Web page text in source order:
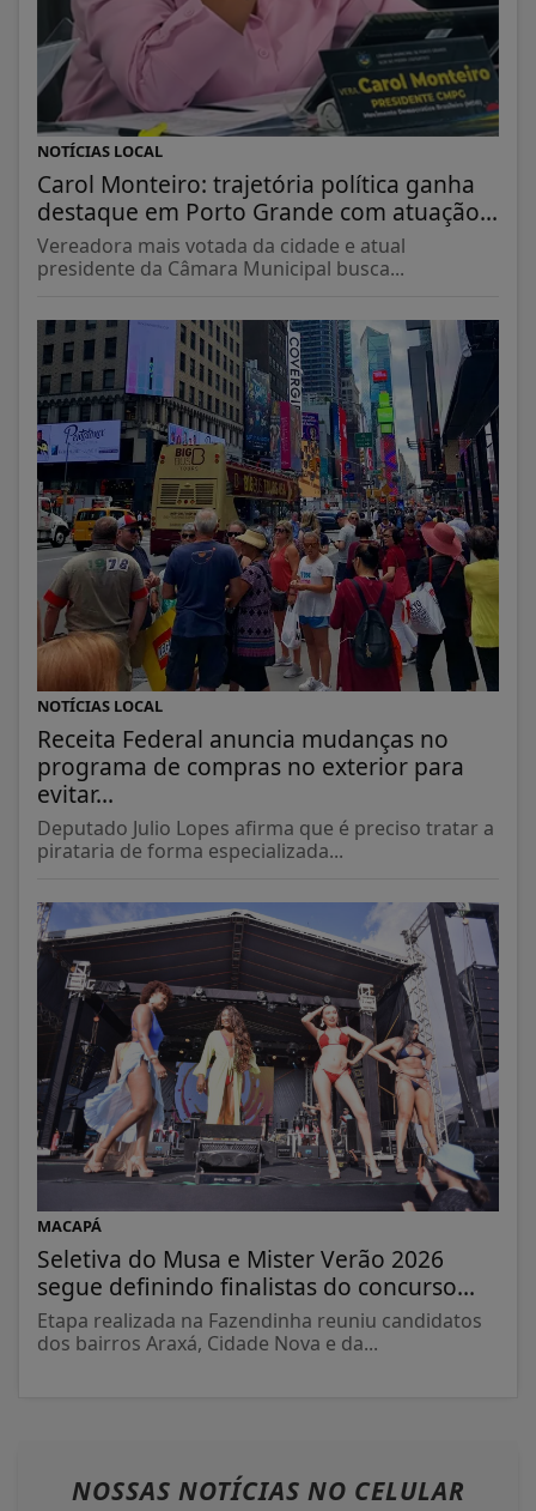
NOTÍCIAS LOCAL
Carol Monteiro: trajetória política ganha
destaque em Porto Grande com atuação...
Vereadora mais votada da cidade e atual
presidente da Câmara Municipal busca...
NOTÍCIAS LOCAL
Receita Federal anuncia mudanças no
programa de compras no exterior para
evitar...
Deputado Julio Lopes afirma que é preciso tratar a
pirataria de forma especializada...
MACAPÁ
Seletiva do Musa e Mister Verão 2026
segue definindo finalistas do concurso...
Etapa realizada na Fazendinha reuniu candidatos
dos bairros Araxá, Cidade Nova e da...
NOSSAS NOTÍCIAS NO CELULAR